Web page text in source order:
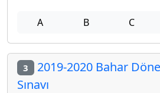
A B C
3 2019-2020 Bahar
Sınavı